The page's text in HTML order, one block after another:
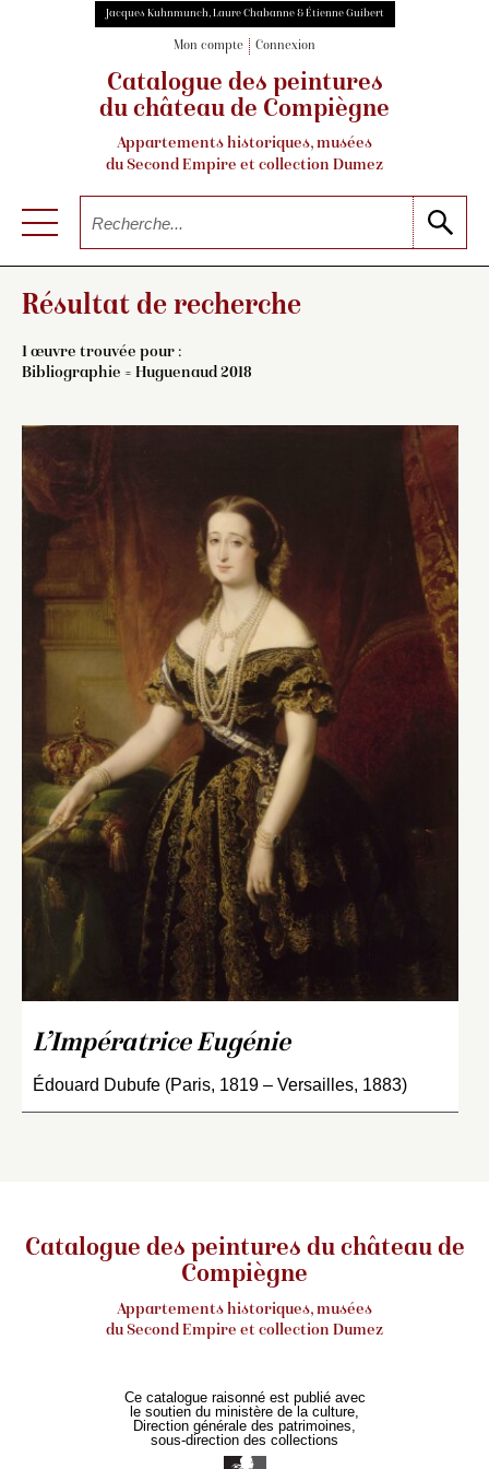
Jacques Kuhnmunch, Laure Chabanne & Étienne Guibert
Mon compte Connexion
Catalogue des peintures
du château de Compiègne
Appartements historiques, musées
du Second Empire et collection Dumez
Résultat de recherche
1 œuvre trouvée pour :
Bibliographie = Huguenaud 2018
L’Impératrice Eugénie
Édouard Dubufe (Paris, 1819 – Versailles, 1883)
Catalogue des peintures du château de
Compiègne
Appartements historiques, musées
du Second Empire et collection Dumez
Ce catalogue raisonné est publié avec
le soutien du ministère de la culture,
Direction générale des patrimoines,
sous-direction des collections